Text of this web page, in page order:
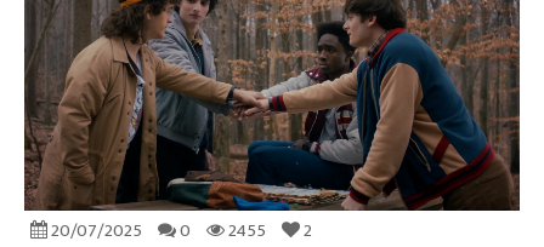
20/07/2025 0 2455
2